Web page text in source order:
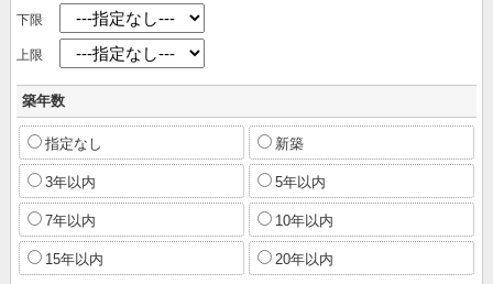
下限
上限
築年数
指定なし 新築
3年以内 5年以内
7年以内 10年以内
15年以内 20年以内